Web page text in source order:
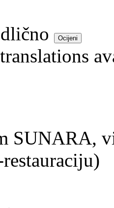
SUNARA,